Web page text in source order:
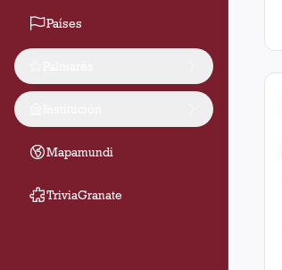
Países
Mapamundi
TriviaGranate